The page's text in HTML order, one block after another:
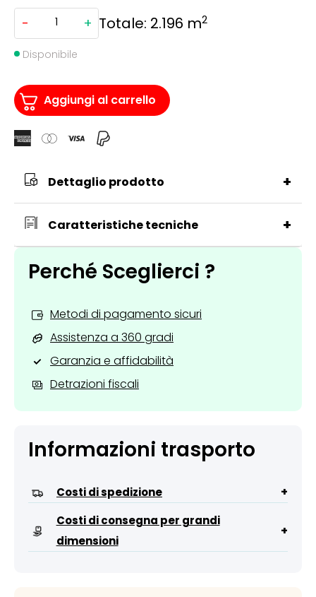
-
BRITEX
50
SOLID
CORE
ILEX
EFFETTO
LEGNO
1220X225X5,5MM
+ Totale: 2.196 m2
Disponibile
Aggiungi al carrello
Dettaglio prodotto +
Caratteristiche tecniche +
Perché Sceglierci ?
Metodi di pagamento sicuri
Assistenza a 360 gradi
Garanzia e affidabilità
Detrazioni fiscali
Informazioni trasporto
Costi di spedizione +
Costi di consegna per grandi
dimensioni
+